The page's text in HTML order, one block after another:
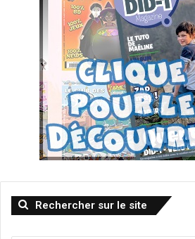
Rechercher sur le site